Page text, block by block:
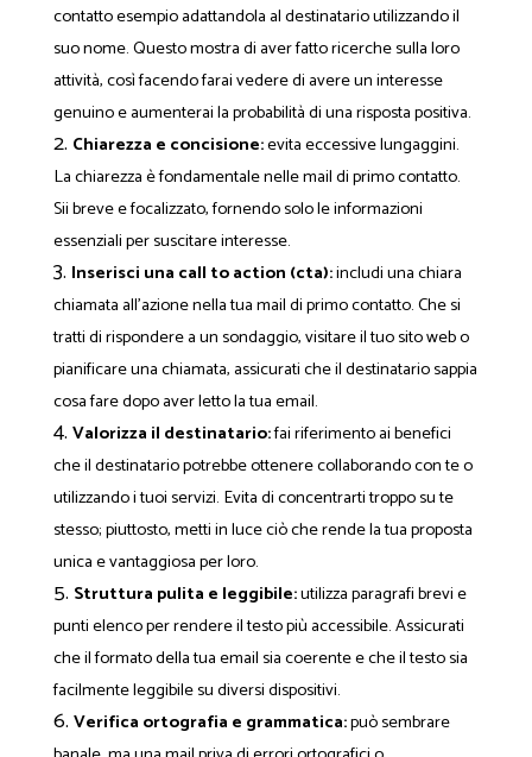
contatto esempio adattandola al destinatario utilizzando il
suo nome. Questo mostra di aver fatto ricerche sulla loro
attività, così facendo farai vedere di avere un interesse
genuino e aumenterai la probabilità di una risposta positiva.
Chiarezza e concisione:evita eccessive lungaggini.
La chiarezza è fondamentale nelle mail di primo contatto.
Sii breve e focalizzato, fornendo solo le informazioni
essenziali per suscitare interesse.
Inserisci una call to action (cta):includi una chiara
chiamata all'azione nella tua mail di primo contatto. Che si
tratti di rispondere a un sondaggio, visitare il tuo sito web o
pianificare una chiamata, assicurati che il destinatario sappia
cosa fare dopo aver letto la tua email.
Valorizza il destinatario:fai riferimento ai benefici
che il destinatario potrebbe ottenere collaborando con te o
utilizzando i tuoi servizi. Evita di concentrarti troppo su te
stesso; piuttosto, metti in luce ciò che rende la tua proposta
unica e vantaggiosa per loro.
Struttura pulita e leggibile:utilizza paragrafi brevi e
punti elenco per rendere il testo più accessibile. Assicurati
che il formato della tua email sia coerente e che il testo sia
facilmente leggibile su diversi dispositivi.
Verifica ortografia e grammatica:può sembrare